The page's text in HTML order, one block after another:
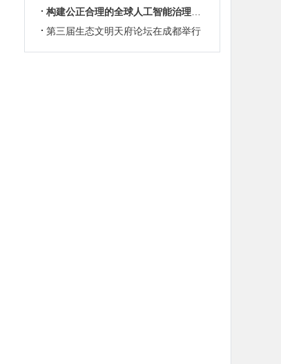
构建公正合理的全球人工智能治理体系
第三届生态文明天府论坛在成都举行